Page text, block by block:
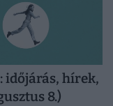
időjárás, hírek,
8.)